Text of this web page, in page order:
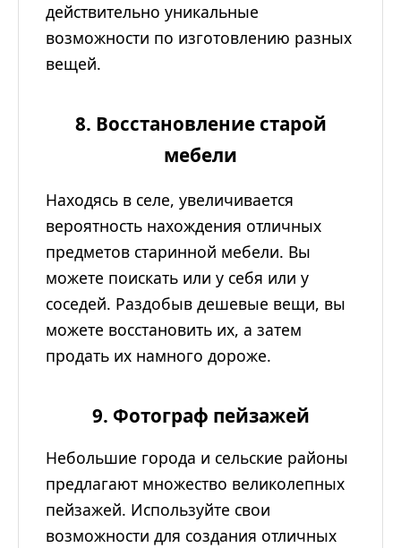
действительно уникальные
возможности по изготовлению разных
вещей.
8. Восстановление старой
мебели
Находясь в селе, увеличивается
вероятность нахождения отличных
предметов старинной мебели. Вы
можете поискать или у себя или у
соседей. Раздобыв дешевые вещи, вы
можете восстановить их, а затем
продать их намного дороже.
9. Фотограф пейзажей
Небольшие города и сельские районы
предлагают множество великолепных
пейзажей. Используйте свои
возможности для создания отличных